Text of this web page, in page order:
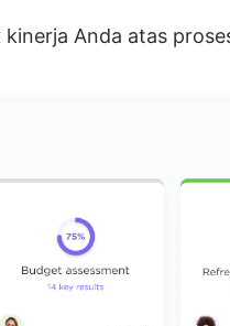
Anda atas